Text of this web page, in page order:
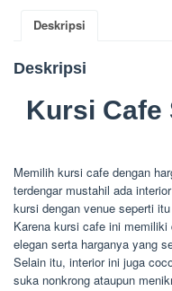
Deskripsi
Deskripsi
Kursi Cafe
Memilih kursi cafe dengan
terdengar mustahil ada
kursi dengan venue seperti
Karena kursi cafe ini
elegan serta harganya yang
Selain itu, interior ini juga
suka nonkrong ataupun